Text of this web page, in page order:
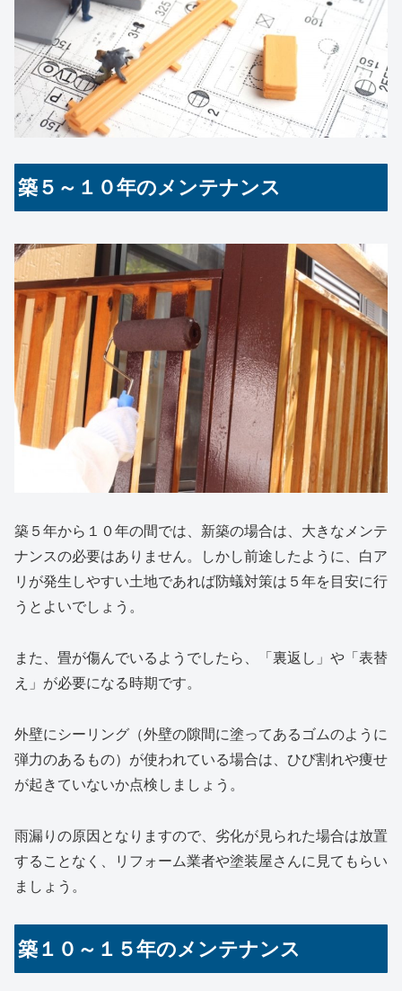
築５～１０年のメンテナンス
築５年から１０年の間では、新築の場合は、大きなメンテ
ナンスの必要はありません。しかし前途したように、 白ア
リが発生しやすい土地であれば防蟻対策は５年を目安に行
うとよいでしょう。
また、畳が傷んでいるようでしたら、「裏返し」や「表替
え」が必要になる時期です。
外壁にシーリング（外壁の隙間に塗ってあるゴムのように
弾力のあるもの）が使われている場合は、ひび割れや痩せ
が起きていないか点検しましょう。
雨漏りの原因となりますので、劣化が見られた場合は放置
することなく、リフォーム業者や塗装屋さんに見てもらい
ましょう。
築１０～１５年のメンテナンス